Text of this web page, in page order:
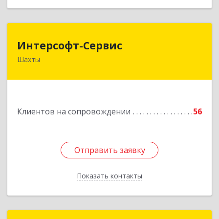
Интерсофт-Сервис
Шахты
Клиентов на сопровождении 56
Отправить заявку
Показать контакты
346480, Ростовская обл, Шахты г, Советская ул,
Отправить заявку
Назад